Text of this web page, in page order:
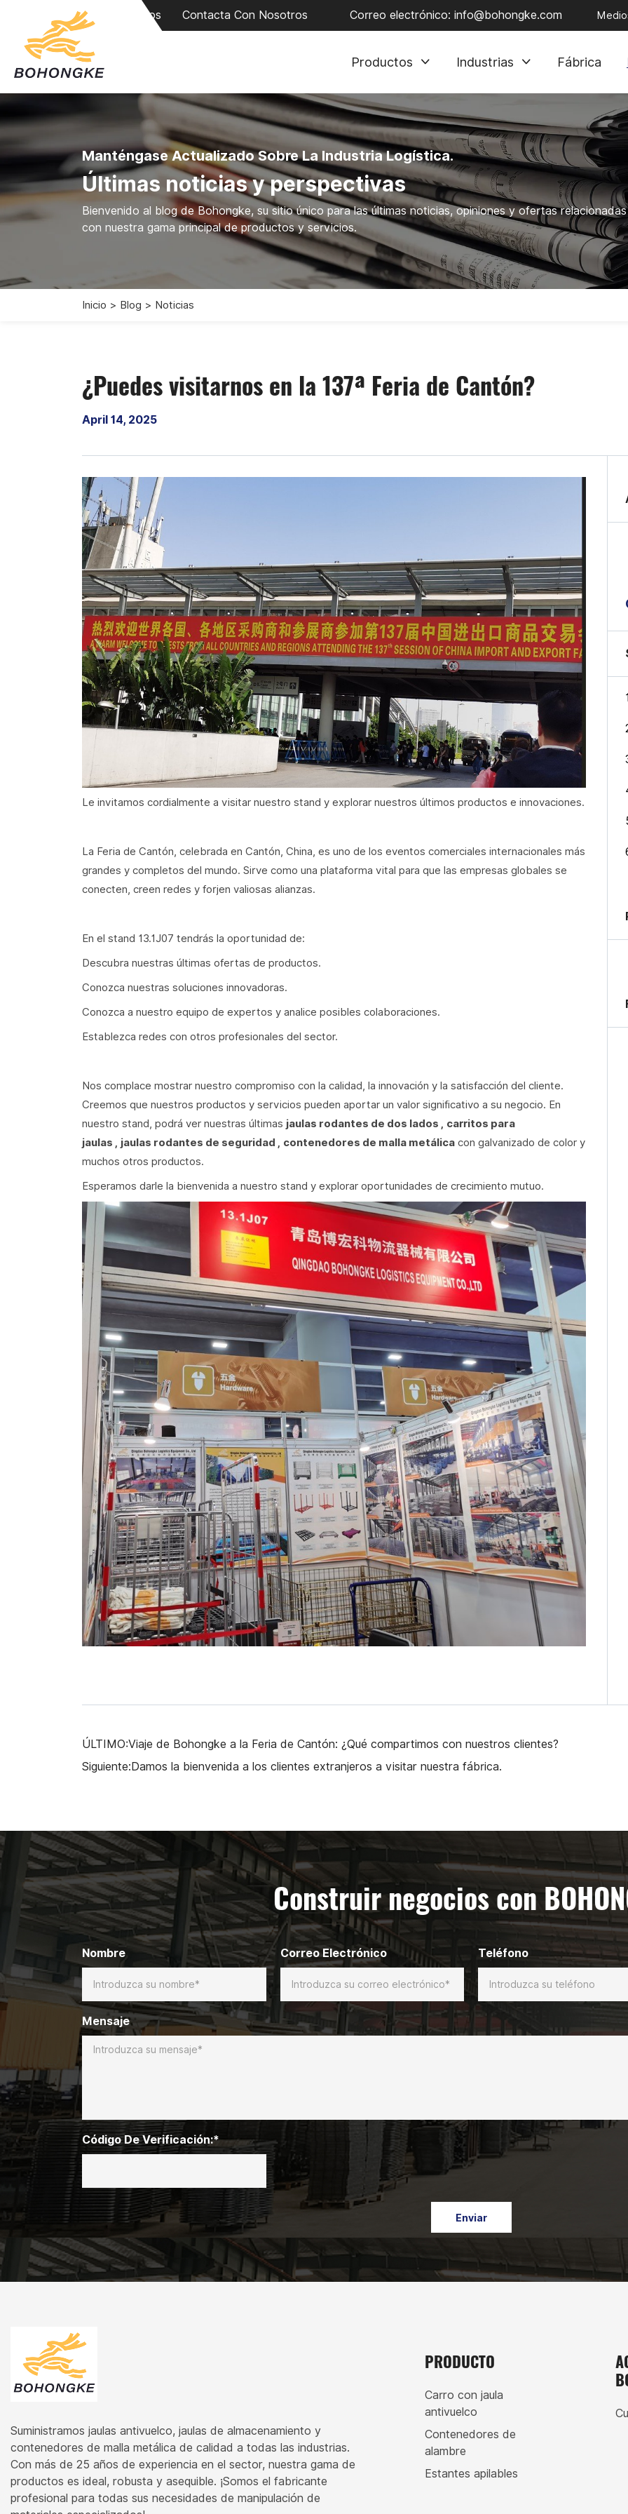
Correo electrónico: info@bohongke.com
Sobre Nosotros Contacta Con Nosotros
Productos Industrias Fábrica
Manténgase Actualizado Sobre La Industria Logística.
Últimas noticias y perspectivas
Bienvenido al blog de Bohongke, su sitio único para las últimas noticias, opiniones y ofertas relacionadas
con nuestra gama principal de productos y servicios.
Inicio Blog Noticias
¿Puedes visitarnos en la 137ª Feria de Cantón?
April 14, 2025
Le invitamos cordialmente a visitar nuestro stand y explorar nuestros últimos productos e innovaciones.
La Feria de Cantón, celebrada en Cantón, China, es uno de los eventos comerciales internacionales más
grandes y completos del mundo. Sirve como una plataforma vital para que las empresas globales se
conecten, creen redes y forjen valiosas alianzas.
En el stand 13.1J07 tendrás la oportunidad de:
Descubra nuestras últimas ofertas de productos.
Conozca nuestras soluciones innovadoras.
Conozca a nuestro equipo de expertos y analice posibles colaboraciones.
Establezca redes con otros profesionales del sector.
Nos complace mostrar nuestro compromiso con la calidad, la innovación y la satisfacción del cliente.
Creemos que nuestros productos y servicios pueden aportar un valor significativo a su negocio. En
nuestro stand, podrá ver nuestras últimas jaulas rodantes de dos lados , carritos para
jaulas , jaulas rodantes de seguridad , contenedores de malla metálicacon galvanizado de color y
muchos otros productos.
Esperamos darle la bienvenida a nuestro stand y explorar oportunidades de crecimiento mutuo.
ÚLTIMO:Viaje de Bohongke a la Feria de Cantón: ¿Qué compartimos con nuestros clientes?
Siguiente:Damos la bienvenida a los clientes extranjeros a visitar nuestra fábrica.
Construir negocios con
Nombre Correo Electrónico Teléfono
Mensaje
Código De Verificación:*
Enviar
Suministramos jaulas antivuelco, jaulas de almacenamiento y
contenedores de malla metálica de calidad a todas las industrias.
Con más de 25 años de experiencia en el sector, nuestra gama de
productos es ideal, robusta y asequible. ¡Somos el fabricante
profesional para todas sus necesidades de manipulación de
PRODUCTO
Carro con jaula
antivuelco
Contenedores de
alambre
Estantes apilables